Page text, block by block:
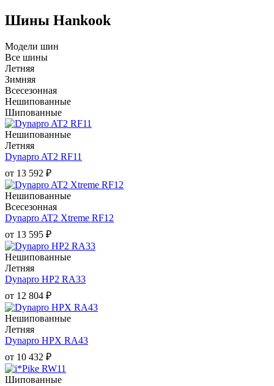
Шины Hankook
Модели шин
Все шины
Летняя
Зимняя
Всесезонная
Нешипованные
Шипованные
Нешипованные
Летняя
Dynapro AT2 RF11
от 13 592 ₽
Нешипованные
Всесезонная
Dynapro AT2 Xtreme RF12
от 13 595 ₽
Нешипованные
Летняя
Dynapro HP2 RA33
от 12 804 ₽
Нешипованные
Летняя
Dynapro HPX RA43
от 10 432 ₽
Шипованные